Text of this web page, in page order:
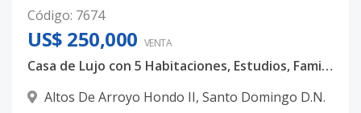
Código: 7674
US$ 250,000 VENTA
Casa de Lujo con 5 Habitaciones, Estudios, Family Room y Terraza
Altos De Arroyo Hondo II, Santo Domingo D.N.